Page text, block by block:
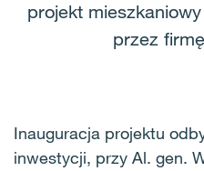
projekt
przez
Inauguracja projektu
inwestycji, przy Al. gen.